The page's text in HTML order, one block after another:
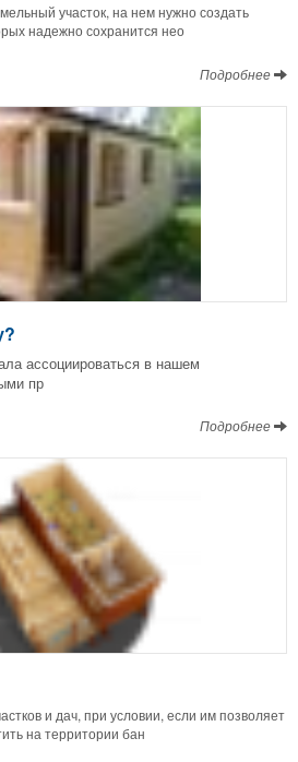
участок, на нем нужно создать
надежно сохранится нео
Подробнее
ассоциироваться в нашем
пр
Подробнее
и дач, при условии, если им позволяет
на территории бан